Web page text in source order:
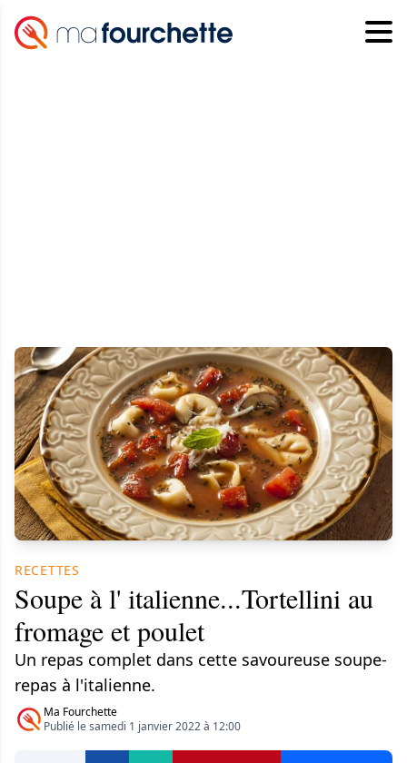
RECETTES
​Soupe à l' italienne...Tortellini au
fromage et poulet
Un repas complet dans cette savoureuse soupe-
repas à l'italienne.
Ma Fourchette
Publié le samedi 1 janvier 2022 à 12:00